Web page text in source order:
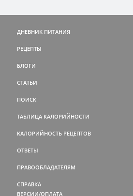
ДНЕВНИК ПИТАНИЯ
РЕЦЕПТЫ
БЛОГИ
СТАТЬИ
ПОИСК
ТАБЛИЦА КАЛОРИЙНОСТИ
КАЛОРИЙНОСТЬ РЕЦЕПТОВ
ОТВЕТЫ
ПРАВООБЛАДАТЕЛЯМ
СПРАВКА
ВЕРСИИ/ОПЛАТА